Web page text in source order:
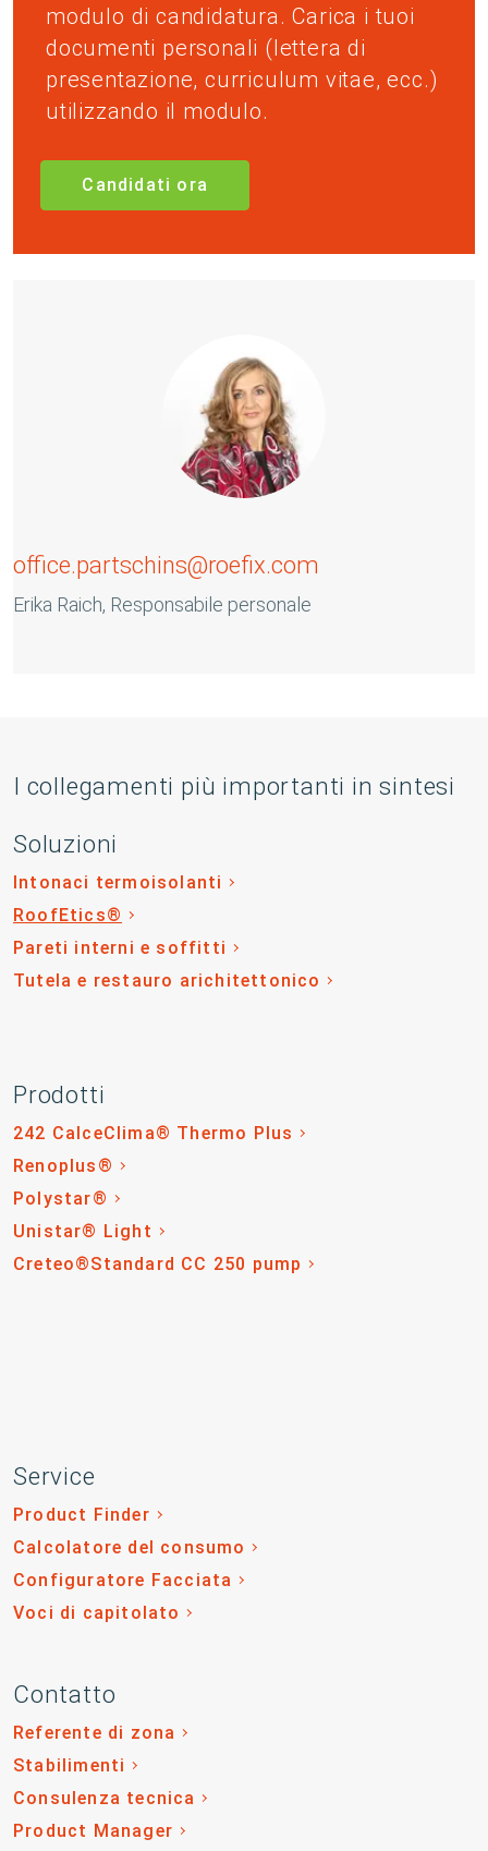
modulo di candidatura. Carica i tuoi
documenti personali (lettera di
presentazione, curriculum vitae, ecc.)
utilizzando il modulo.
Candidati ora
office.partschins@roefix.com
Erika Raich, Responsabile personale
I collegamenti più importanti in sintesi
Soluzioni
Intonaci termoisolanti
RoofEtics®
Pareti interni e soffitti
Tutela e restauro arichitettonico
Prodotti
242 CalceClima® Thermo Plus
Renoplus®
Polystar®
Unistar® Light
Creteo®Standard CC 250 pump
Service
Product Finder
Calcolatore del consumo
Configuratore Facciata
Voci di capitolato
Contatto
Referente di zona
Stabilimenti
Consulenza tecnica
Product Manager